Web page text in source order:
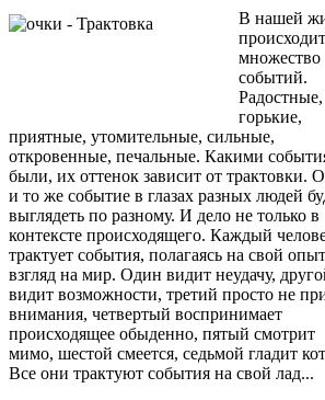
В нашей
происходит
множество
событий.
Радостные,
горькие,
приятные, утомительные, сильные,
откровенные, печальные. Какими
были, их оттенок зависит от трактовки.
и то же событие в глазах разных людей
выглядеть по разному. И дело не только в
контексте происходящего. Каждый
трактует события, полагаясь на свой
взгляд на мир. Один видит неудачу,
видит возможности, третий просто не
внимания, четвертый воспринимает
происходящее обыденно, пятый смотрит
мимо, шестой смеется, седьмой гладит
Все они трактуют события на свой лад...